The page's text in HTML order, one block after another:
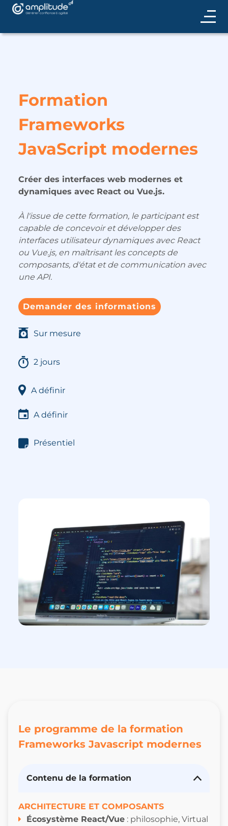
Formation
Frameworks
JavaScript modernes
Créer des interfaces web modernes et
dynamiques avec React ou Vue.js.
À l'issue de cette formation, le participant est
capable de concevoir et développer des
interfaces utilisateur dynamiques avec React
ou Vue.js, en maîtrisant les concepts de
composants, d'état et de communication avec
une API.
Demander des informations
Sur mesure
2 jours
A définir
A définir
Présentiel
Le programme de la formation
Frameworks Javascript modernes
Contenu de la formation
ARCHITECTURE ET COMPOSANTS
Écosystème React/Vue : philosophie, Virtual